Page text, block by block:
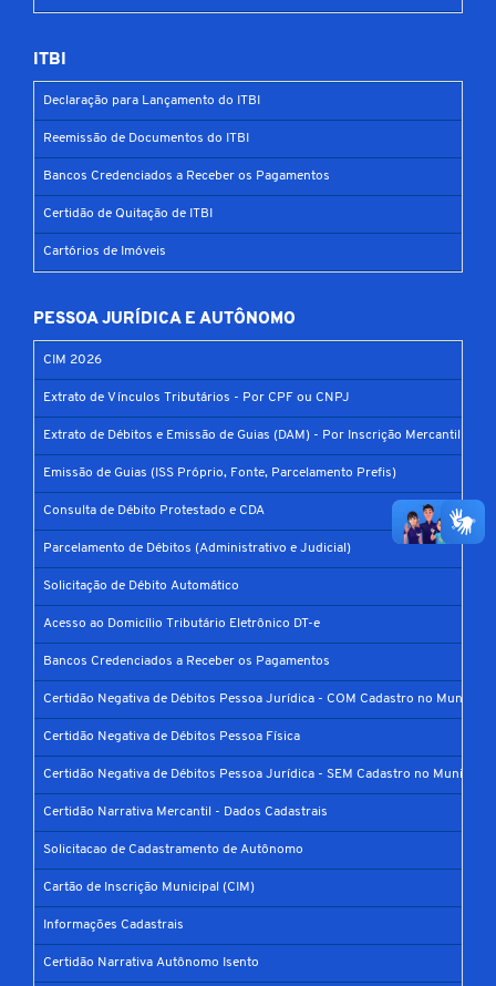
ITBI
Declaração para Lançamento do ITBI
Reemissão de Documentos do ITBI
Bancos Credenciados a Receber os Pagamentos
Certidão de Quitação de ITBI
Cartórios de Imóveis
PESSOA JURÍDICA E AUTÔNOMO
CIM 2026
Extrato de Vínculos Tributários - Por CPF ou CNPJ
Extrato de Débitos e Emissão de Guias (DAM) - Por Inscrição Mercantil
Emissão de Guias (ISS Próprio, Fonte, Parcelamento Prefis)
Consulta de Débito Protestado e CDA
Parcelamento de Débitos (Administrativo e Judicial)
Solicitação de Débito Automático
Acesso ao Domicílio Tributário Eletrônico DT-e
Bancos Credenciados a Receber os Pagamentos
Certidão Negativa de Débitos Pessoa Jurídica - COM Cadastro no Município
Certidão Negativa de Débitos Pessoa Física
Certidão Negativa de Débitos Pessoa Jurídica - SEM Cadastro no Município
Certidão Narrativa Mercantil - Dados Cadastrais
Solicitacao de Cadastramento de Autônomo
Cartão de Inscrição Municipal (CIM)
Informações Cadastrais
Certidão Narrativa Autônomo Isento